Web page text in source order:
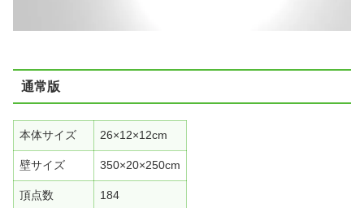
通常版
本体サイズ 26×12×12cm
壁サイズ 350×20×250cm
頂点数 184